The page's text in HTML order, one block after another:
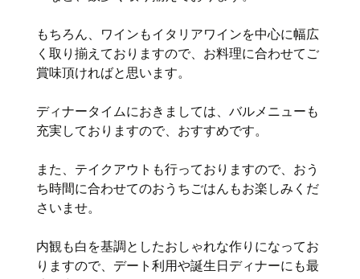
もちろん、ワインもイタリアワインを中心に幅広
く取り揃えておりますので、お料理に合わせてご
賞味頂ければと思います。
ディナータイムにおきましては、バルメニューも
充実しておりますので、おすすめです。
また、テイクアウトも行っておりますので、おう
ち時間に合わせてのおうちごはんもお楽しみくだ
さいませ。
内観も白を基調としたおしゃれな作りになってお
りますので、デート利用や誕生日ディナーにも最